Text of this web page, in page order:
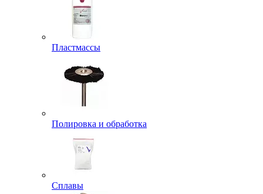
Пластмассы
Полировка и обработка
Сплавы